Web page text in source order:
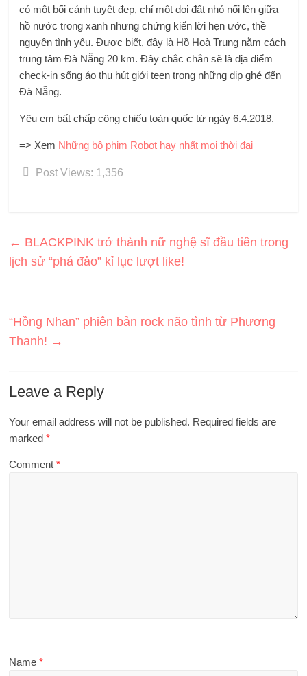
có một bối cảnh tuyệt đẹp, chỉ một doi đất nhỏ nổi lên giữa
hồ nước trong xanh nhưng chứng kiến lời hẹn ước, thề
nguyện tình yêu. Được biết, đây là Hồ Hoà Trung nằm cách
trung tâm Đà Nẵng 20 km. Đây chắc chắn sẽ là địa điểm
check-in sống ảo thu hút giới teen trong những dịp ghé đến
Đà Nẵng.
Yêu em bất chấp công chiếu toàn quốc từ ngày 6.4.2018.
=> Xem Những bộ phim Robot hay nhất mọi thời đại
Post Views: 1,356
← BLACKPINK trở thành nữ nghệ sĩ đầu tiên trong
lịch sử “phá đảo” kỉ lục lượt like!
“Hồng Nhan” phiên bản rock não tình từ Phương
Thanh! →
Leave a Reply
Your email address will not be published. Required fields are
marked*
Comment*
Name*